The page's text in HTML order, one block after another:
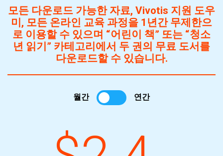
모든 다운로드 가능한 자료, Vivotis 지원 도우
미, 모든 온라인 교육 과정을 1년간 무제한으
로 이용할 수 있으며 “어린이 책” 또는 “청소
년 읽기” 카테고리에서 두 권의 무료 도서를
다운로드할 수 있습니다.
월간 연간